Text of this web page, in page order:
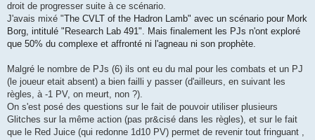
droit de progresser suite à ce scénario.
J'avais mixé "The CVLT of the Hadron Lamb" avec un scénario pour Mork
Borg, intitulé "Research Lab 491". Mais finalement les PJs n'ont exploré
que 50% du complexe et affronté ni l'agneau ni son prophète.
Malgré le nombre de PJs (6) ils ont eu du mal pour les combats et un PJ
(le joueur etait absent) a bien failli y passer (d'ailleurs, en suivant les
règles, à -1 PV, on meurt, non ?).
On s'est posé des questions sur le fait de pouvoir utiliser plusieurs
Glitches sur la même action (pas pr&cisé dans les règles), et sur le fait
que le Red Juice (qui redonne 1d10 PV) permet de revenir tout fringuant ,